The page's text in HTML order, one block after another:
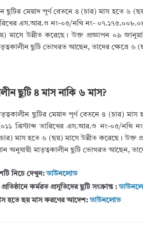
ছুটির মেয়াদ পূর্ণ বেতনে ৪ (চার) মাস হতে ৬
তারিখের এস.আর.ও নং-০৫/নথি নং-
মাসে উন্নীত করেছে। উক্ত প্রজ্ঞাপন ০৯
ছুটি ভোগরত আছেন, তাদের ক্ষেত্রে ৬
ছুটি ৪ মাস নাকি ৬ মাস?
ছুটির মেয়াদ পূর্ণ বেতনে ৪ (চার)
খ্রিস্টাব্দ তারিখের এস.আর.ও নং-০৫/নথি
মাস হতে ৬ (ছয়) মাসে উন্নীত করেছে। উক্ত
অনুযায়ী মাতৃত্বকালীন ছুটি ভোগরত আছেন,
নিচে দেখুন:ডাউনলোড
প্রতিষ্ঠানে কর্মরত প্রসূতিদের ছুটি সংক্রান্ত :
হতে ছয় মাস করণের আদেশ:ডাউনলোড